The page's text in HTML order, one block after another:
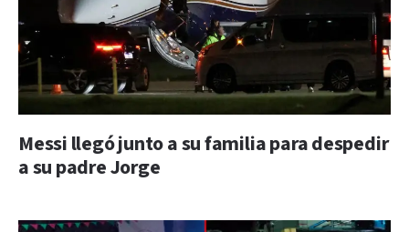
Messi llegó junto a su familia para despedir
a su padre Jorge